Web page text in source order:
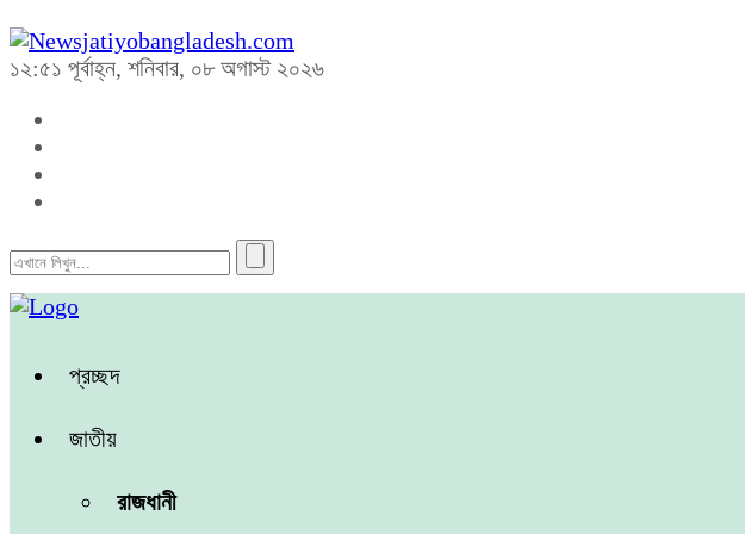
১২:৫১ পূর্বাহ্ন, শনিবার, ০৮ অগাস্ট ২০২৬
প্রচ্ছদ
জাতীয়
রাজধানী